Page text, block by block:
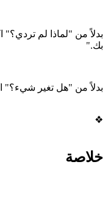
بدلاً من "لماذا لم
بك."
بدلاً من "هل تغير شيء؟"
❖
خلاصة